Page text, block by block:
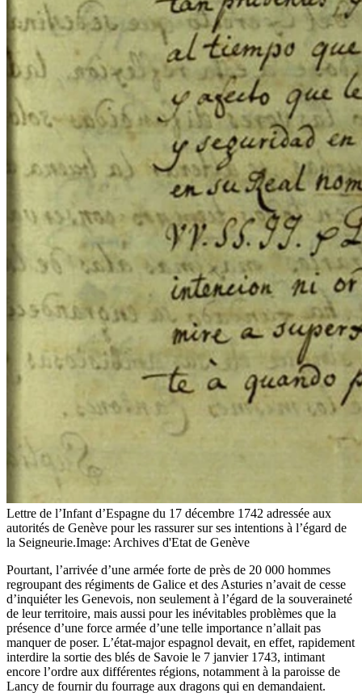
Lettre de l’Infant d’Espagne du 17 décembre 1742 adressée aux
autorités de Genève pour les rassurer sur ses intentions à l’égard de
la Seigneurie.Image: Archives d'Etat de Genève
Pourtant, l’arrivée d’une armée forte de près de 20 000 hommes
regroupant des régiments de Galice et des Asturies n’avait de cesse
d’inquiéter les Genevois, non seulement à l’égard de la souveraineté
de leur territoire, mais aussi pour les inévitables problèmes que la
présence d’une force armée d’une telle importance n’allait pas
manquer de poser. L’état-major espagnol devait, en effet, rapidement
interdire la sortie des blés de Savoie le 7 janvier 1743, intimant
encore l’ordre aux différentes régions, notamment à la paroisse de
Lancy de fournir du fourrage aux dragons qui en demandaient.